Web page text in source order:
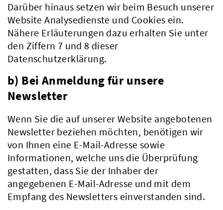
Darüber hinaus setzen wir beim Besuch unserer
Website Analysedienste und Cookies ein.
Nähere Erläuterungen dazu erhalten Sie unter
den Ziffern 7 und 8 dieser
Datenschutzerklärung.
b) Bei Anmeldung für unsere
Newsletter
Wenn Sie die auf unserer Website angebotenen
Newsletter beziehen möchten, benötigen wir
von Ihnen eine E-Mail-Adresse sowie
Informationen, welche uns die Überprüfung
gestatten, dass Sie der Inhaber der
angegebenen E-Mail-Adresse und mit dem
Empfang des Newsletters einverstanden sind.